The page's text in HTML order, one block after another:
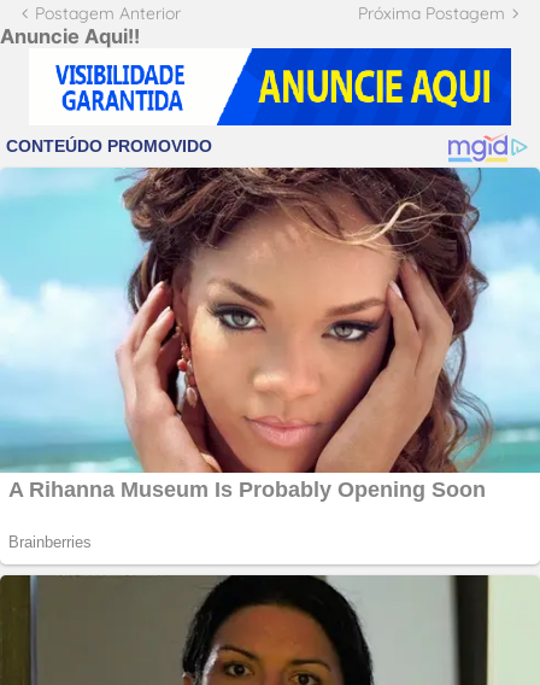
Postagem Anterior Próxima Postagem
Anuncie Aqui!!